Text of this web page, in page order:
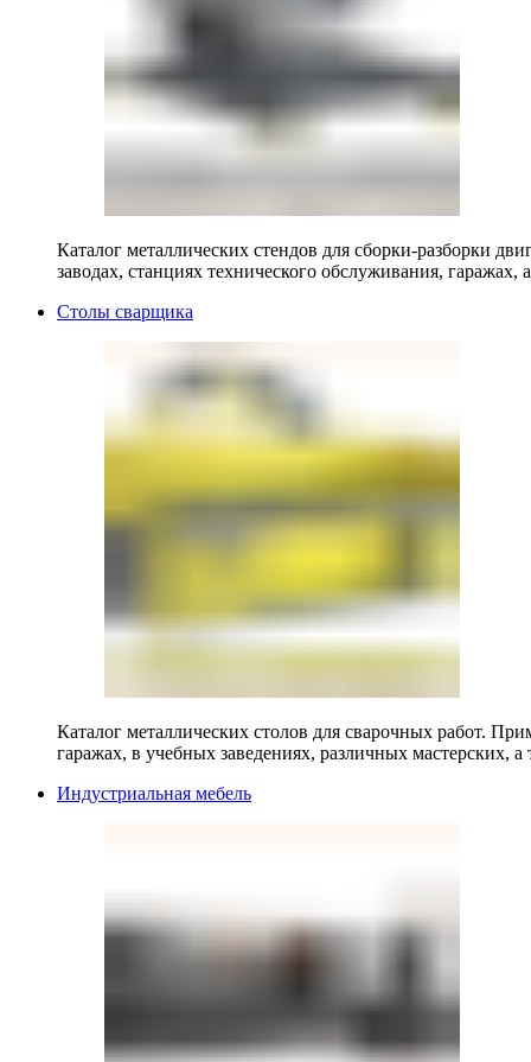
Каталог металлических стендов для сборки-разборки
заводах, станциях технического обслуживания, гаражах,
Столы сварщика
Каталог металлических столов для сварочных работ.
гаражах, в учебных заведениях, различных мастерских, а
Индустриальная мебель